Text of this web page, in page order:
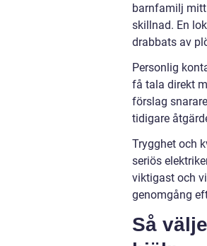
barnfamilj mitt
skillnad. En
drabbats av
Personlig
få tala direkt
förslag
tidigare
Trygghet och
seriös
viktigast och
genomgång
Så